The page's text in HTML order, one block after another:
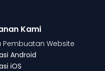
Kami
Pembuatan Website
Android
iOS